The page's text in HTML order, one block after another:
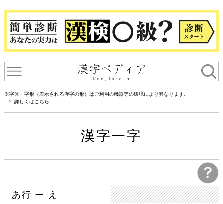
※字体・字形（表示される漢字の形）はご利用の機器等の環境により異なります。
詳しくはこちら
漢字一字
あ行 ー え